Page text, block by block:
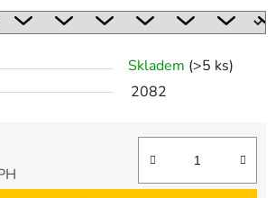
Skladem (>5 ks)
2082